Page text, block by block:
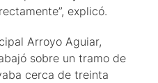
explicó.
Arroyo Aguiar,
sobre un tramo de
cerca de treinta